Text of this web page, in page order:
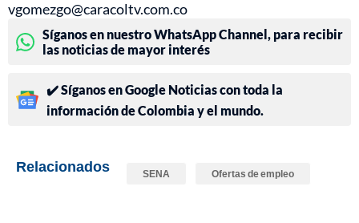
vgomezgo@caracoltv.com.co
Síganos en nuestro WhatsApp Channel, para recibir
las noticias de mayor interés
✔️ Síganos en Google Noticias con toda la
información de Colombia y el mundo.
Relacionados SENA Ofertas de empleo